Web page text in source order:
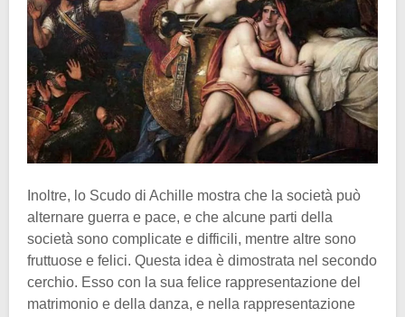
Inoltre, lo Scudo di Achille mostra che la società può
alternare guerra e pace, e che alcune parti della
società sono complicate e difficili, mentre altre sono
fruttuose e felici. Questa idea è dimostrata nel secondo
cerchio. Esso con la sua felice rappresentazione del
matrimonio e della danza, e nella rappresentazione